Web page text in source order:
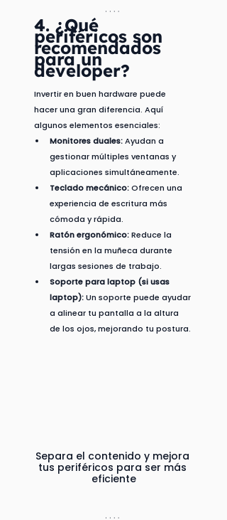
4. ¿Qué
periféricos son
recomendados
para un
developer?
Invertir en buen hardware puede
hacer una gran diferencia. Aquí
algunos elementos esenciales:
Monitores duales: Ayudan a
gestionar múltiples ventanas y
aplicaciones simultáneamente.
Teclado mecánico: Ofrecen una
experiencia de escritura más
cómoda y rápida.
Ratón ergonómico: Reduce la
tensión en la muñeca durante
largas sesiones de trabajo.
Soporte para laptop (si usas
laptop): Un soporte puede ayudar
a alinear tu pantalla a la altura
de los ojos, mejorando tu postura.
Separa el contenido y mejora
tus periféricos para ser más
eficiente